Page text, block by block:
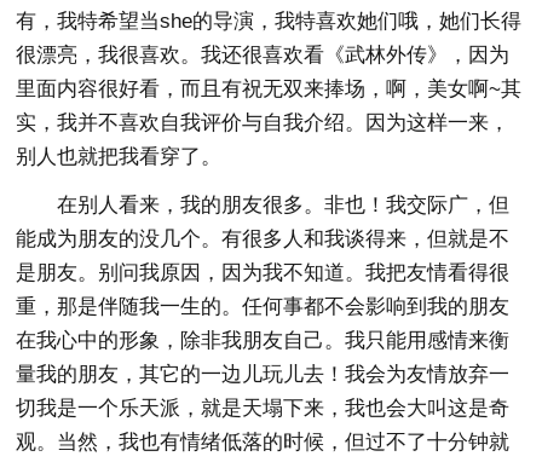
有，我特希望当she的导演，我特喜欢她们哦，她们长得
很漂亮，我很喜欢。我还很喜欢看《武林外传》，因为
里面内容很好看，而且有祝无双来捧场，啊，美女啊~其
实，我并不喜欢自我评价与自我介绍。因为这样一来，
别人也就把我看穿了。
在别人看来，我的朋友很多。非也！我交际广，但
能成为朋友的没几个。有很多人和我谈得来，但就是不
是朋友。别问我原因，因为我不知道。我把友情看得很
重，那是伴随我一生的。任何事都不会影响到我的朋友
在我心中的形象，除非我朋友自己。我只能用感情来衡
量我的朋友，其它的一边儿玩儿去！我会为友情放弃一
切我是一个乐天派，就是天塌下来，我也会大叫这是奇
观。当然，我也有情绪低落的时候，但过不了十分钟就